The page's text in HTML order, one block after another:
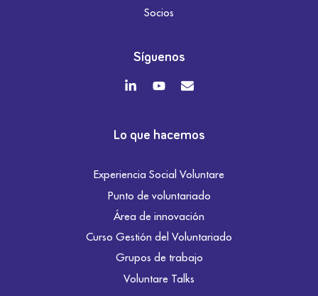
Socios
Síguenos
Lo que hacemos
Experiencia Social Voluntare
Punto de voluntariado
Área de innovación
Curso Gestión del Voluntariado
Grupos de trabajo
Voluntare Talks